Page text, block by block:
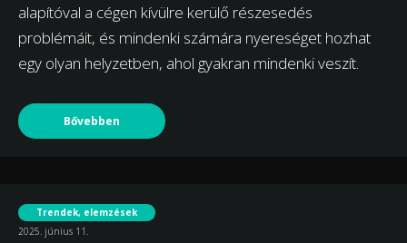
alapítóval a cégen kívülre kerülő részesedés
problémáit, és mindenki számára nyereséget hozhat
egy olyan helyzetben, ahol gyakran mindenki veszít.
Bővebben
Trendek, elemzések
2025. június 11.